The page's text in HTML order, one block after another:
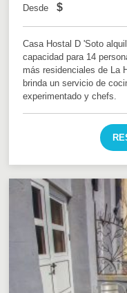
Desde $
Casa Hostal D 'Soto
capacidad para 14
más residenciales de La
brinda un servicio de
experimentado y chefs.